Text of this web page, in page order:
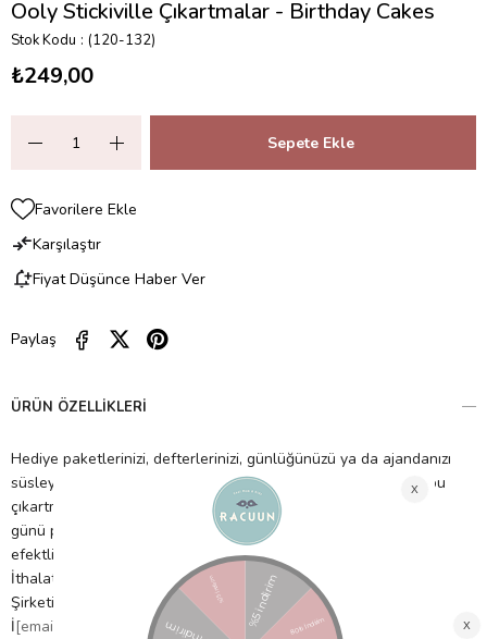
Ooly Stickiville Çıkartmalar - Birthday Cakes
Stok Kodu (120-132)
₺249,00
Favorilere Ekle
Karşılaştır
Fiyat Düşünce Haber Ver
Paylaş
ÜRÜN ÖZELLIKLERI
Hediye paketlerinizi, defterlerinizi, günlüğünüzü ya da ajandanızı
süsleyebileceğiniz doğum günü pastası temasına sahip olan bu
çıkartmalar, hologrofik özellikleriyle de öne çıkıyorlar. Doğum
günü pastası temalı iki ince çıkartma sayfası içerir Hipnotik
efektli holografik çıkartmalar 3 yaş ve üzeri için uygundur.
İthalatçı Firma Bilgileri: Petitmag İletişim ve Ticaret Limited
Şirketi Fenerbahçe Mah. Lalezar Sok. No:3/A Kadıköy
İ[email protected]
şei: ÇİN Uygunluk Sembolü: Ürün görselinde